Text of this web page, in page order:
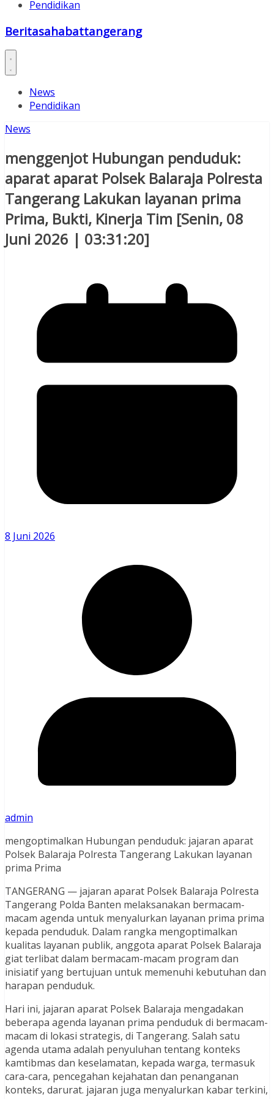
Pendidikan
Beritasahabattangerang
News
Pendidikan
News
menggenjot Hubungan penduduk:
aparat aparat Polsek Balaraja Polresta
Tangerang Lakukan layanan prima
Prima, Bukti, Kinerja Tim [Senin, 08
Juni 2026 | 03:31:20]
8 Juni 2026
admin
mengoptimalkan Hubungan penduduk: jajaran aparat
Polsek Balaraja Polresta Tangerang Lakukan layanan
prima Prima
TANGERANG — jajaran aparat Polsek Balaraja Polresta
Tangerang Polda Banten melaksanakan bermacam-
macam agenda untuk menyalurkan layanan prima prima
kepada penduduk. Dalam rangka mengoptimalkan
kualitas layanan publik, anggota aparat Polsek Balaraja
giat terlibat dalam bermacam-macam program dan
inisiatif yang bertujuan untuk memenuhi kebutuhan dan
harapan penduduk.
Hari ini, jajaran aparat Polsek Balaraja mengadakan
beberapa agenda layanan prima penduduk di bermacam-
macam di lokasi strategis, di Tangerang. Salah satu
agenda utama adalah penyuluhan tentang konteks
kamtibmas dan keselamatan, kepada warga, termasuk
cara-cara, pencegahan kejahatan dan penanganan
konteks, darurat. jajaran juga menyalurkan kabar terkini,